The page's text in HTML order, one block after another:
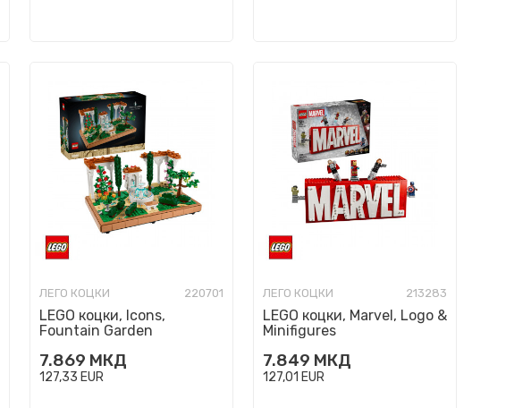
ЛЕГО КОЦКИ 220701
LEGO коцки, Icons,
Fountain Garden
7.869 МКД
127,33 EUR
ЛЕГО КОЦКИ 213283
LEGO коцки, Marvel, Logo &
Minifigures
7.849 МКД
127,01 EUR